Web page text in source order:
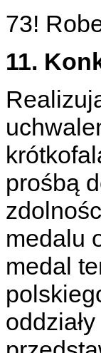
73!
11.
prośbą
medalu
medal